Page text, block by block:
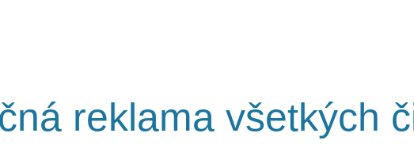
reklama všetkých